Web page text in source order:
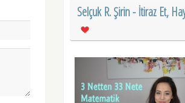
Selçuk R. Şirin - İtiraz Et,